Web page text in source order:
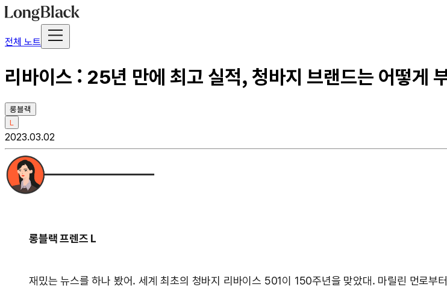
전체 노트
리바이스 : 25년 만에 최고 실적, 청바지 브랜드는 어떻게
롱블랙
L
2023.03.02
롱블랙 프렌즈 L
재밌는 뉴스를 하나 봤어. 세계 최초의 청바지 리바이스 501이 150주년을 맞았대. 마릴린 먼로부